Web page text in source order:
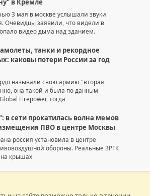
в Кремле
3 мая в москве услышали звуки
Очевидцы заявили, что видели в
видео дыма над зданием.
танки и рекордное
каковы потери России за год
называли свою армию "вторая
она такой и была по данным
Firepower, тогда
в сети прокатилась волна мемов
ПВО в центре Москвы
россия установила в центре
обороны. Реальные ЗРГК
крышах